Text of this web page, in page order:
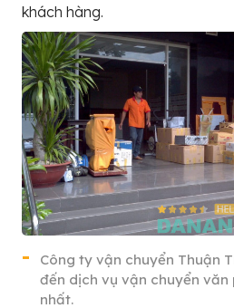
khách hàng.
Công ty vận chuyển Thuận
đến dịch vụ vận chuyển
nhất.